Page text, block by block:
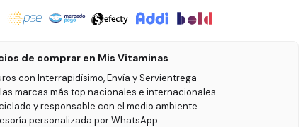
de comprar en Mis Vitaminas
con Interrapidísimo, Envía y Servientrega
las marcas más top nacionales e internacionales
y responsable con el medio ambiente
personalizada por WhatsApp